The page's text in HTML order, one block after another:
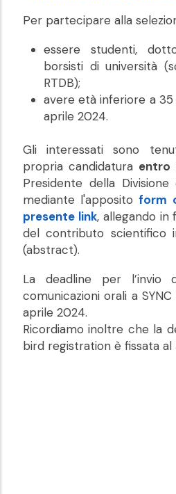
Per partecipare alla
essere studenti,
borsisti di università
RTDB);
avere età inferiore a
aprile 2024.
Gli interessati sono
propria candidatura entro
Presidente della
mediante l'appositoform
presente link, allegando
del contributo scientifico
(abstract).
La deadline per
comunicazioni orali a
aprile 2024.
Ricordiamo inoltre che la
bird registration è fissata